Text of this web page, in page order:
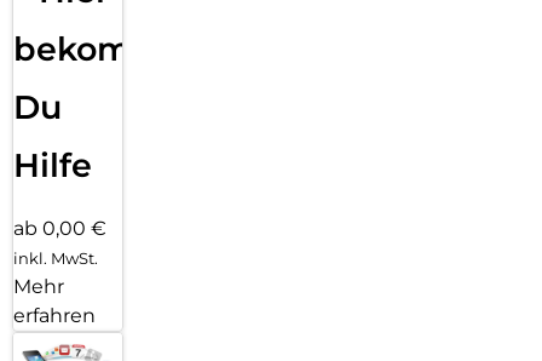
Schnelle
Hilfe
inkl. MwSt.
erfahren
Handy